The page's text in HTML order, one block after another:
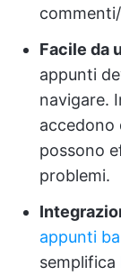
Facile da
appunti
navigare.
accedono
possono
problemi.
appunti
semplifica